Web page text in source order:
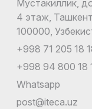
Мустакиллик,
4 этаж,
100000,
+998 71 205 18
+998 94 800 18
Whatsapp
post@iteca.uz